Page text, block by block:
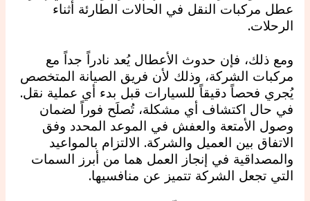
عطل مركبات النقل في الحالات الطارئة أثناء
الرحلات.
ومع ذلك، فإن حدوث الأعطال يُعد نادراً جداً مع
مركبات الشركة، وذلك لأن فريق الصيانة المتخصص
يُجري فحصاً دقيقاً للسيارات قبل بدء أي عملية نقل.
في حال اكتشاف أي مشكلة، تُصلَح فوراً لضمان
وصول الأمتعة والعفش في الموعد المحدد وفق
الاتفاق بين العميل والشركة. الالتزام بالمواعيد
والمصداقية في إنجاز العمل هما من أبرز السمات
التي تجعل الشركة تتميز عن منافسيها.